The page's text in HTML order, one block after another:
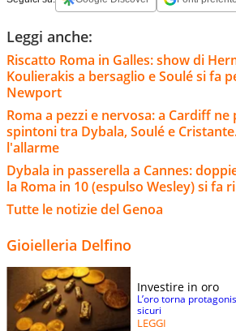
Leggi anche:
Riscatto Roma in Galles: show di
Koulierakis a bersaglio e Soulé si fa
Newport
Roma a pezzi e nervosa: a Cardiff
spintoni tra Dybala, Soulé e
l'allarme
Dybala in passerella a Cannes:
la Roma in 10 (espulso Wesley) si fa
Tutte le notizie del Genoa
Gioielleria Delfino
Investire in oro
L’oro torna
sicuri
LEGGI